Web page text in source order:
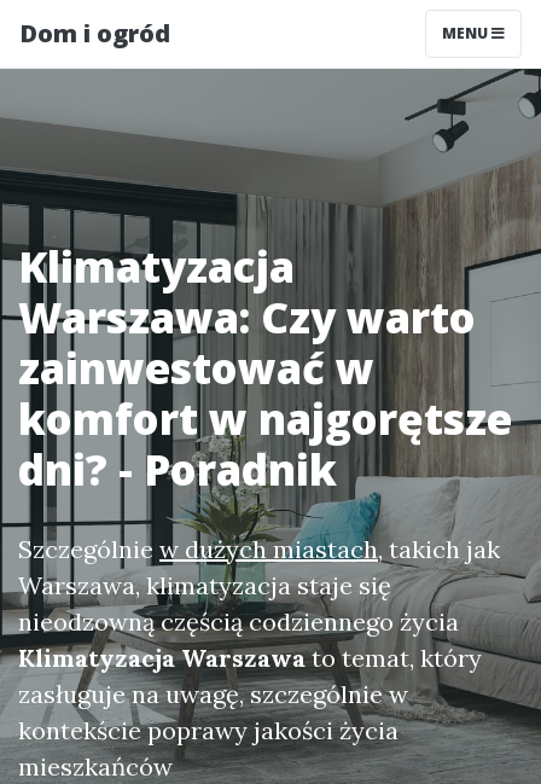
Dom i ogród MENU
Klimatyzacja
Warszawa: Czy warto
zainwestować w
komfort w najgorętsze
dni? - Poradnik
Szczególnie w dużych miastach, takich jak
Warszawa, klimatyzacja staje się
nieodzowną częścią codziennego życia
Klimatyzacja Warszawato temat, który
zasługuje na uwagę, szczególnie w
kontekście poprawy jakości życia
mieszkańców